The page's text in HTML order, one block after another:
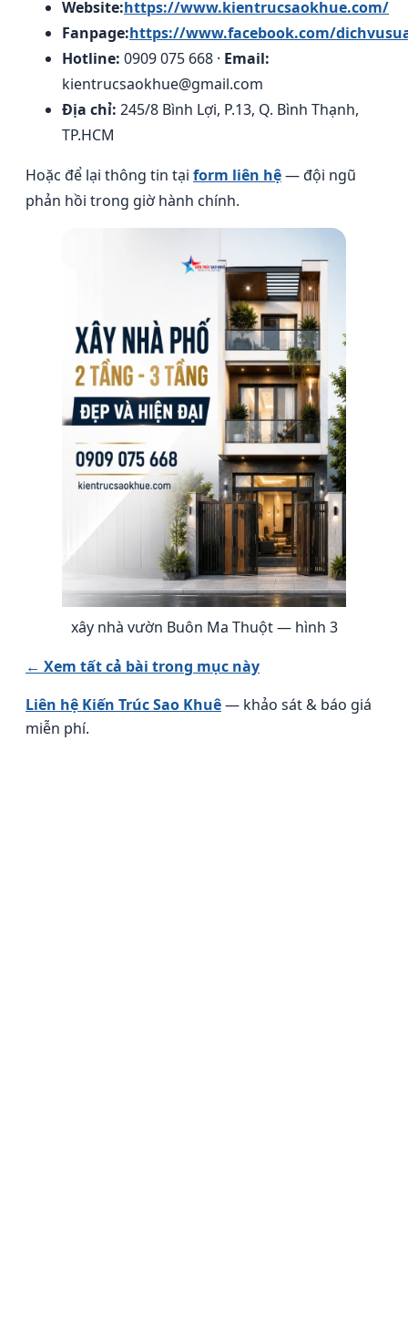
Website:https://www.kientrucsaokhue.com/
Fanpage:https://www.facebook.com/
Hotline: 0909 075 668 · Email:
kientrucsaokhue@gmail.com
Địa chỉ: 245/8 Bình Lợi, P.13, Q. Bình Thạnh,
TP.HCM
Hoặc để lại thông tin tại form liên hệ— đội ngũ
phản hồi trong giờ hành chính.
xây nhà vườn Buôn Ma Thuột — hình 3
← Xem tất cả bài trong mục này
Liên hệ Kiến Trúc Sao Khuê— khảo sát & báo giá
miễn phí.